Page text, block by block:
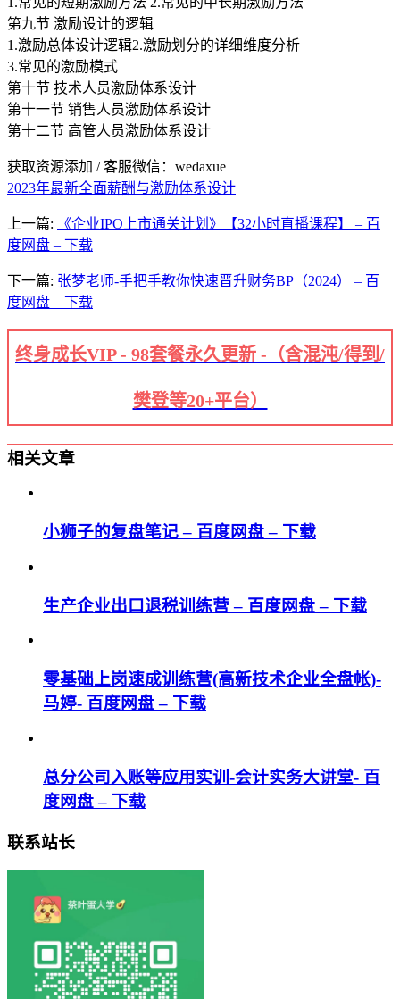
第九节 激励设计的逻辑
1.激励总体设计逻辑2.激励划分的详细维度分析
3.常见的激励模式
第十节 技术人员激励体系设计
第十一节 销售人员激励体系设计
第十二节 高管人员激励体系设计
获取资源添加 / 客服微信：wedaxue
2023年最新全面薪酬与激励体系设计
上一篇:
《企业IPO上市通关计划》【32小时直播课程】 – 百
度网盘 – 下载
下一篇: 张梦老师-手把手教你快速晋升财务BP（2024） – 百
度网盘 – 下载
终身成长VIP - 98套餐永久更新 -（含混沌/得到/
樊登等20+平台）
相关文章
小狮子的复盘笔记 – 百度网盘 – 下载
生产企业出口退税训练营 – 百度网盘 – 下载
零基础上岗速成训练营(高新技术企业全盘帐)-
马婷- 百度网盘 – 下载
总分公司入账等应用实训-会计实务大讲堂- 百
度网盘 – 下载
联系站长